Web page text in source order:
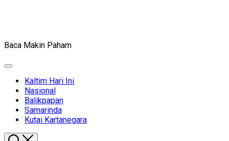
Baca Makin Paham
Expand
Kaltim Hari Ini
Nasional
Balikpapan
Samarinda
Kutai Kartanegara